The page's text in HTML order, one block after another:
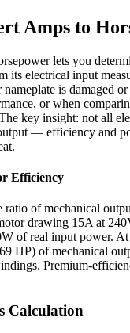
Amps to
lets you
its electrical input
is damaged
or when
key insight: not all
— efficiency and
Efficiency
of mechanical
drawing 15A at
of real input power.
HP) of mechanical
Premium-
Calculation